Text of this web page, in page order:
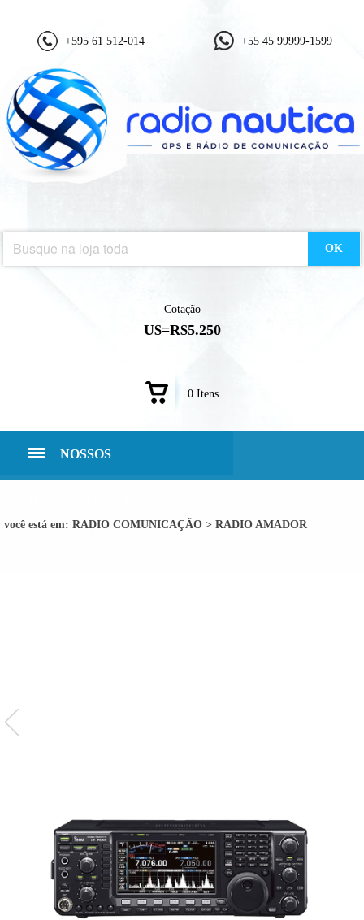
+595 61 512-014 +55 45 99999-1599
OK
Cotação
U$=R$5.250
0 Itens
NOSSOS
você está em: RADIO COMUNICAÇÃO > RADIO AMADOR